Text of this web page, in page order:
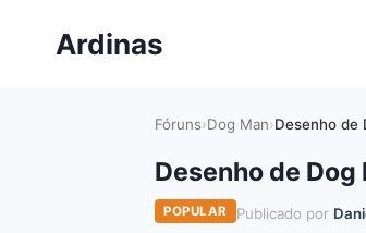
Ardinas
Fóruns›Dog Man›Desenho de
Desenho de Dog
POPULAR Publicado por